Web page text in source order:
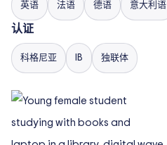
英语 法语 德语 意大利语
认证
科格尼亚 IB 独联体